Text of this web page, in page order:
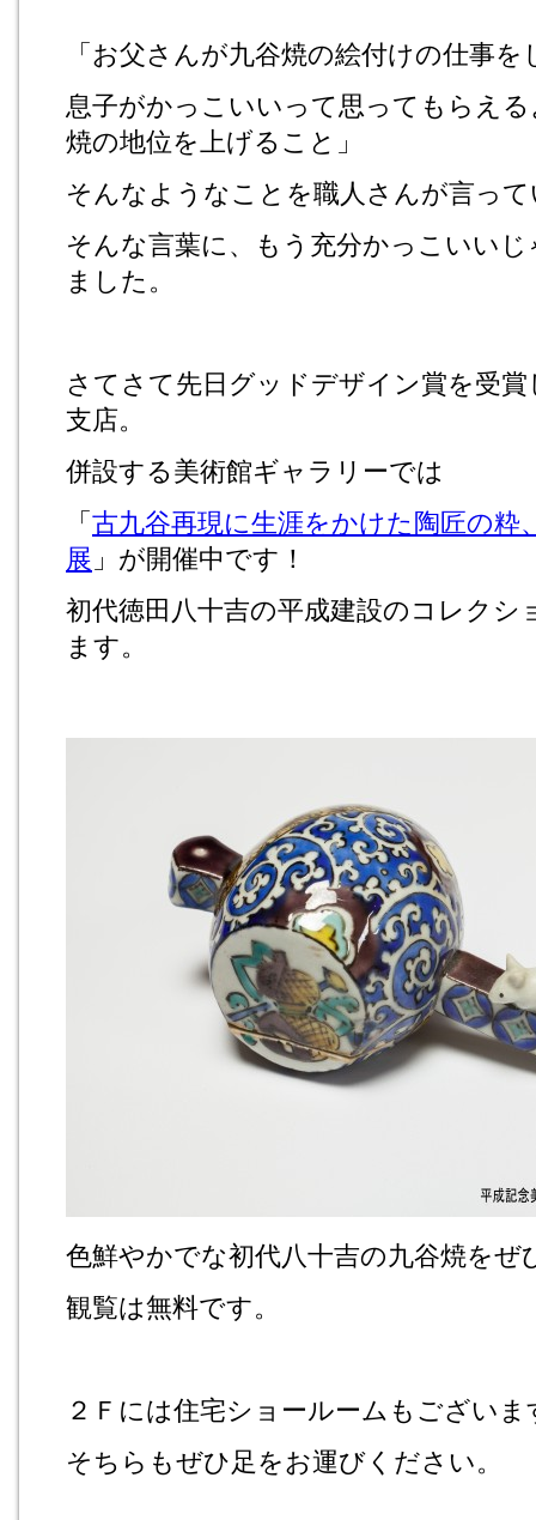
「お父さんが九谷焼の絵付けの仕事
息子がかっこいいって思ってもらえ
焼の地位を上げること」
そんなようなことを職人さんが言っ
そんな言葉に、もう充分かっこいい
ました。
さてさて先日グッドデザイン賞を受
支店。
併設する美術館ギャラリーでは
「 古九谷再現に生涯をかけた陶匠の粋
展 」が開催中です！
初代徳田八十吉の平成建設のコレクシ
ます。
色鮮やかでな初代八十吉の九谷焼をぜ
観覧は無料です。
２Ｆには住宅ショールームもございま
そちらもぜひ足をお運びください。